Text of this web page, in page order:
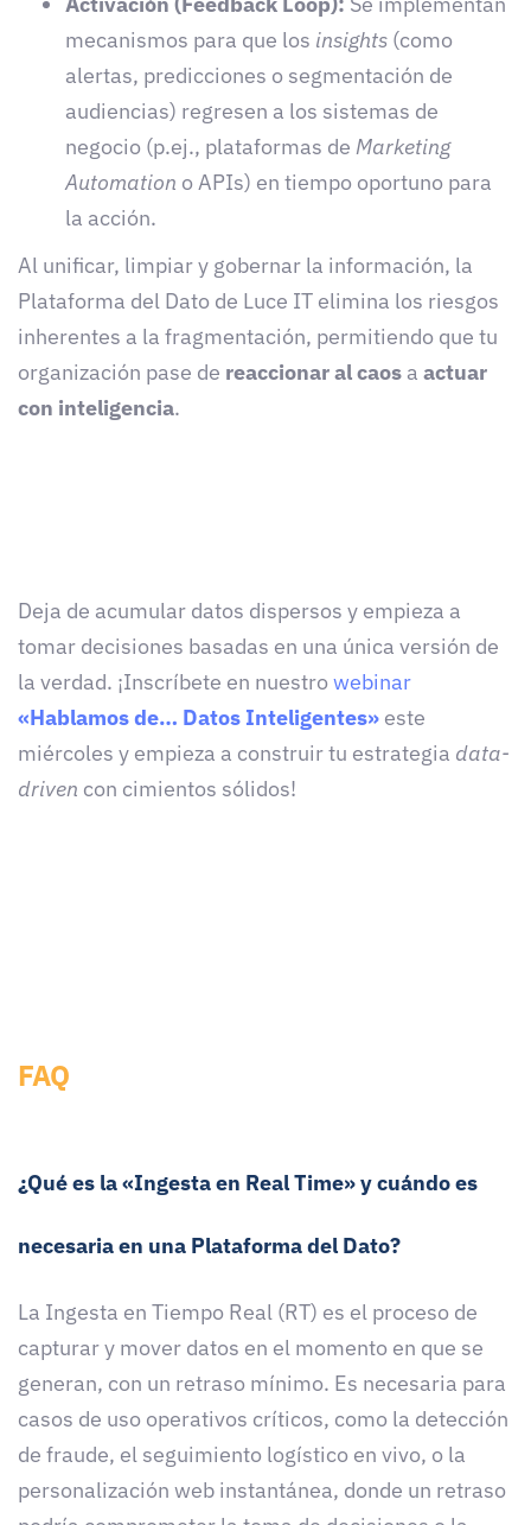
mecanismos para que los insights (como
alertas, predicciones o segmentación de
audiencias) regresen a los sistemas de
negocio (p.ej., plataformas de Marketing
Automation o APIs) en tiempo oportuno para
la acción.
Al unificar, limpiar y gobernar la información, la
Plataforma del Dato de Luce IT elimina los riesgos
inherentes a la fragmentación, permitiendo que tu
organización pase de reaccionar al caos a actuar
con inteligencia.
Deja de acumular datos dispersos y empieza a
tomar decisiones basadas en una única versión de
la verdad. ¡Inscríbete en nuestrowebinar
«Hablamos de… Datos Inteligentes» este
miércoles y empieza a construir tu estrategia data-
driven con cimientos sólidos!
FAQ
¿Qué es la «Ingesta en Real Time» y cuándo es
necesaria en una Plataforma del Dato?
La Ingesta en Tiempo Real (RT) es el proceso de
capturar y mover datos en el momento en que se
generan, con un retraso mínimo. Es necesaria para
casos de uso operativos críticos, como la detección
de fraude, el seguimiento logístico en vivo, o la
personalización web instantánea, donde un retraso